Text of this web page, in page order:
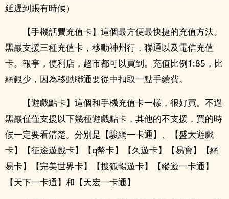
延遲到賬有時候）
【手機話費充值卡】這個最方便最快捷的充值方法。
黑巖支援三種充值卡，移動神州行，聯通以及電信充值
卡。報亭，便利店，超市都可以買到。充值比例1:85，比
網銀少，因為移動聯通要從中扣取一點手續費。
【遊戲點卡】這個和手機充值卡一樣，很好買。不過
黑巖僅僅支援以下幾種遊戲點卡，其他的不支援，買的時
候一定要看清楚。分別是【駿網一卡通】、【盛大遊戲
卡】【征途遊戲卡】【q幣卡】【久遊卡】【易寶】【網
易卡】【完美世界卡】【搜狐暢遊卡】【縱遊一卡通】
【天下一卡通】和【天宏一卡通】